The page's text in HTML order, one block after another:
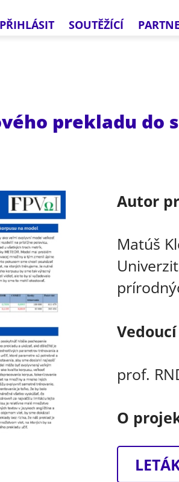
SOUTĚŽÍCÍ
prekladu do
Autor
Matúš
prof.
O